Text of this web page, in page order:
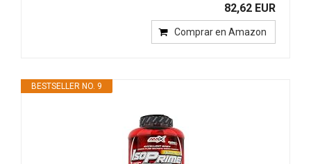
82,62 EUR
Comprar en Amazon
BESTSELLER NO. 9